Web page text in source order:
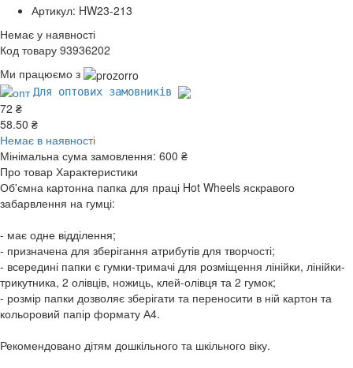
Артикул: HW23-213
Немає у наявності
Код товару 93936202
Ми працюємо з
Для оптових замовників
72 ₴
58.50 ₴
Немає в наявності
Мінімальна сума замовлення: 600 ₴
Про товар Характеристики
Об'ємна картонна папка для праці Hot Wheels яскравого
забарвлення на гумці:
- має одне відділення;
- призначена для зберігання атрибутів для творчості;
- всередині папки є гумки-тримачі для розміщення лінійки, лінійки-
трикутника, 2 олівців, ножиць, клей-олівця та 2 гумок;
- розмір папки дозволяє зберігати та переносити в ній картон та
кольоровий папір формату А4.
Рекомендовано дітям дошкільного та шкільного віку.